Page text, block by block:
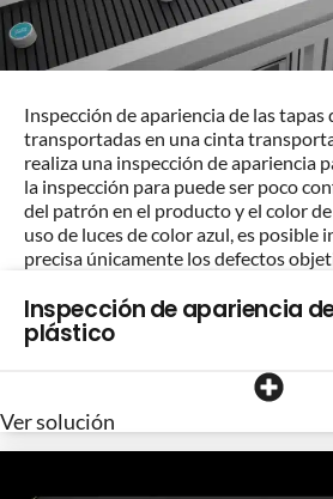
Inspección de apariencia de las tapas
transportadas en una cinta
realiza una inspección de apariencia
la inspección para puede ser poco
del patrón en el producto y el color
uso de luces de color azul, es posible
precisa únicamente los defectos
Inspección de apariencia
plástico
Ver solución